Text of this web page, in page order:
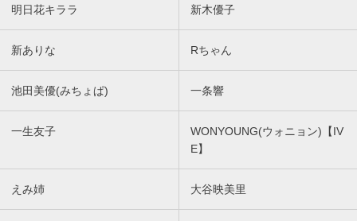
明日花キララ 新木優子
新ありな Rちゃん
池田美優(みちょぱ) 一条響
一生友子
WONYOUNG(ウォニョン)【IV
E】
えみ姉 大谷映美里